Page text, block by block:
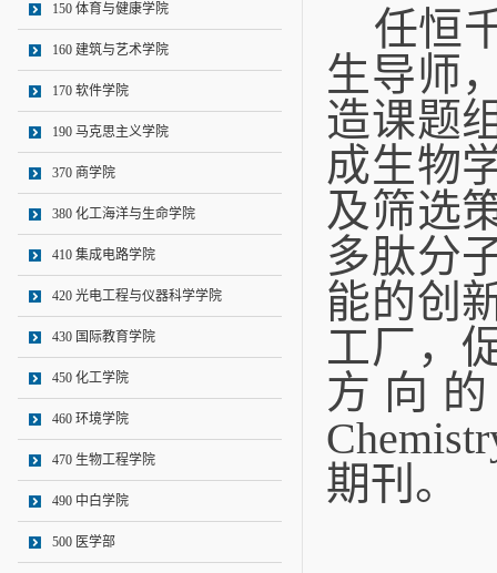
150 体育与健康学院
160 建筑与艺术学院
170 软件学院
190 马克思主义学院
370 商学院
380 化工海洋与生命学院
410 集成电路学院
420 光电工程与仪器科学学院
430 国际教育学院
450 化工学院
460 环境学院
470 生物工程学院
490 中白学院
500 医学部
任恒
生导师
造课题
成生物
及筛选
多肽分
能的创
工厂，
方向
期刊。